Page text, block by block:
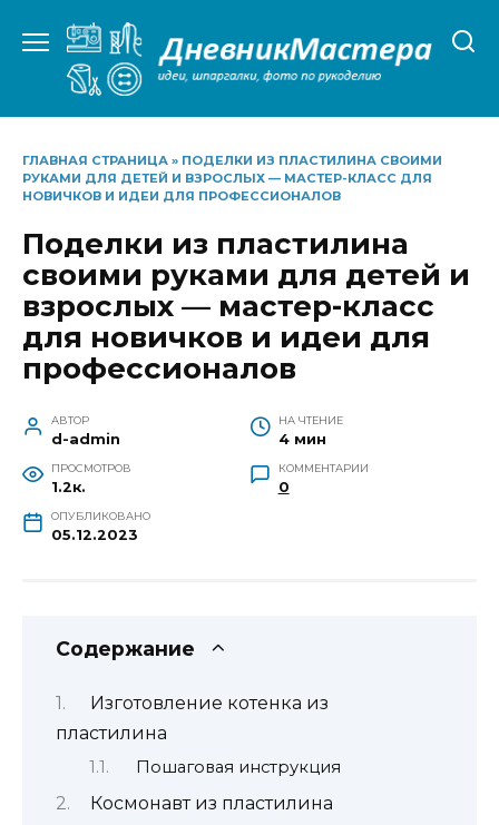
содержанию
ГЛАВНАЯ СТРАНИЦА » ПОДЕЛКИ ИЗ ПЛАСТИЛИНА СВОИМИ
РУКАМИ ДЛЯ ДЕТЕЙ И ВЗРОСЛЫХ — МАСТЕР-КЛАСС ДЛЯ
НОВИЧКОВ И ИДЕИ ДЛЯ ПРОФЕССИОНАЛОВ
Поделки из пластилина
своими руками для детей и
взрослых — мастер-класс
для новичков и идеи для
профессионалов
АВТОР
d-admin
НА ЧТЕНИЕ
4 мин
ПРОСМОТРОВ
1.2к.
КОММЕНТАРИИ
0
ОПУБЛИКОВАНО
05.12.2023
Содержание
Изготовление котенка из
пластилина
Пошаговая инструкция
Космонавт из пластилина